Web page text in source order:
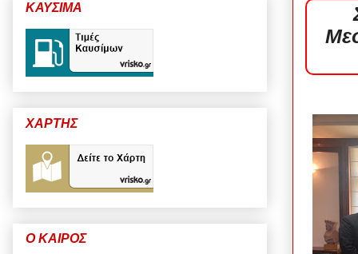
ΚΑΥΣΙΜΑ
ΧΑΡΤΗΣ
Ο ΚΑΙΡΟΣ